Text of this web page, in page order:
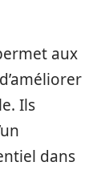
aux
Ils
dans